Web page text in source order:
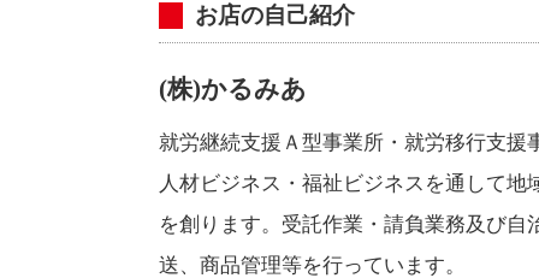
お店の自己紹介
(株)かるみあ
就労継続支援Ａ型事業所・就労移行支援
人材ビジネス・福祉ビジネスを通して地
を創ります。受託作業・請負業務及び自
送、商品管理等を行っています。